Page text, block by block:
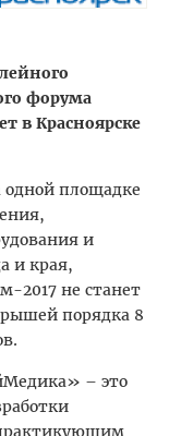
форума
в Красноярске
одной площадке
и
и края,
2017 не станет
порядка 8
– это